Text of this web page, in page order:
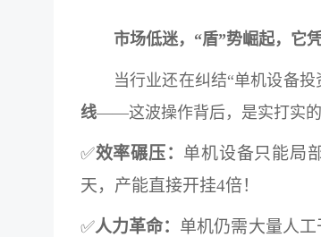
市场低迷，“盾”势崛起，它
当行业还在纠结“单机设备
线——这波操作背后，是实打实的
✅效率碾压： 单机设备只能局
天，产能直接开挂4倍！
✅人力革命： 单机仍需大量人